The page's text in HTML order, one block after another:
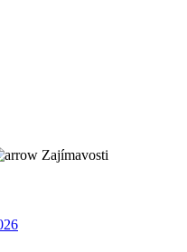
Zajímavosti